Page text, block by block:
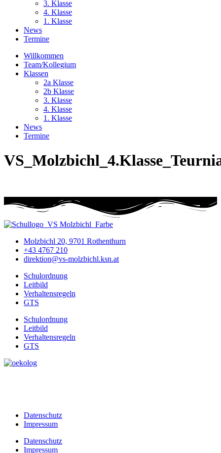
3. Klasse
4. Klasse
1. Klasse
News
Termine
Willkommen
Team/Kollegium
Klassen
2a Klasse
2b Klasse
3. Klasse
4. Klasse
1. Klasse
News
Termine
Molzbichl 20, 9701 Rothenthurn
+43 4767 210
direktion@vs-molzbichl.ksn.at
Schulordnung
Leitbild
Verhaltensregeln
GTS
Schulordnung
Leitbild
Verhaltensregeln
GTS
Datenschutz
Impressum
Datenschutz
Impressum